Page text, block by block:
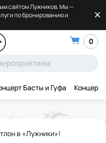
сайтом Лужников. Мы —
по бронированию и
0
Басты и Гуфа Концерт
в «Лужники»!